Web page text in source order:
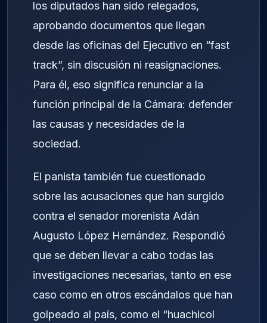
los diputados han sido relegados,
aprobando documentos que llegan
desde las oficinas del Ejecutivo en “fast
track”, sin discusión ni reasignaciones.
Para él, eso significa renunciar a la
función principal de la Cámara: defender
las causas y necesidades de la
sociedad.
El panista también fue cuestionado
sobre las acusaciones que han surgido
contra el senador morenista Adán
Augusto López Hernández. Respondió
que se deben llevar a cabo todas las
investigaciones necesarias, tanto en ese
caso como en otros escándalos que han
golpeado al país, como el “huachicol